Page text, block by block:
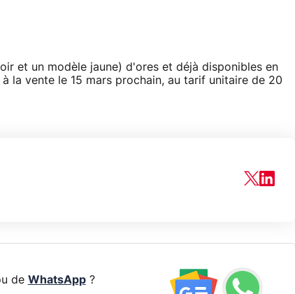
et un modèle jaune) d'ores et déjà disponibles en
la vente le 15 mars prochain, au tarif unitaire de 20
de WhatsApp?